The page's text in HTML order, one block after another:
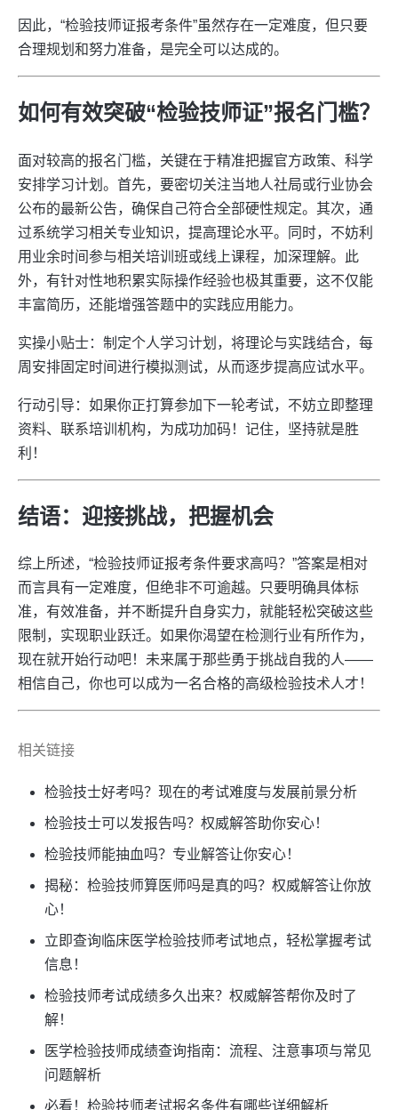
因此，“检验技师证报考条件”虽然存在一定难度，但只要
合理规划和努力准备，是完全可以达成的。
如何有效突破“检验技师证”报名门槛？
面对较高的报名门槛，关键在于精准把握官方政策、科学
安排学习计划。首先，要密切关注当地人社局或行业协会
公布的最新公告，确保自己符合全部硬性规定。其次，通
过系统学习相关专业知识，提高理论水平。同时，不妨利
用业余时间参与相关培训班或线上课程，加深理解。此
外，有针对性地积累实际操作经验也极其重要，这不仅能
丰富简历，还能增强答题中的实践应用能力。
实操小贴士：制定个人学习计划，将理论与实践结合，每
周安排固定时间进行模拟测试，从而逐步提高应试水平。
行动引导：如果你正打算参加下一轮考试，不妨立即整理
资料、联系培训机构，为成功加码！记住，坚持就是胜
利！
结语：迎接挑战，把握机会
综上所述，“检验技师证报考条件要求高吗？”答案是相对
而言具有一定难度，但绝非不可逾越。只要明确具体标
准，有效准备，并不断提升自身实力，就能轻松突破这些
限制，实现职业跃迁。如果你渴望在检测行业有所作为，
现在就开始行动吧！未来属于那些勇于挑战自我的人——
相信自己，你也可以成为一名合格的高级检验技术人才！
相关链接
检验技士好考吗？现在的考试难度与发展前景分析
检验技士可以发报告吗？权威解答助你安心！
检验技师能抽血吗？专业解答让你安心！
揭秘：检验技师算医师吗是真的吗？权威解答让你放
心！
立即查询临床医学检验技师考试地点，轻松掌握考试
信息！
检验技师考试成绩多久出来？权威解答帮你及时了
解！
医学检验技师成绩查询指南：流程、注意事项与常见
问题解析
必看！检验技师考试报名条件有哪些详细解析